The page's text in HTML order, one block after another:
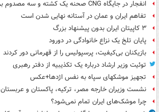
انفجار در جایگاه CNG صحنه یک کشته و سه مصدوم برجا گذاشت
تفاهم ایران و عمان در آستانه نهایی شدن است
۳ کاپیتان ایران بدون پیشنهاد بزرگ
پایان تلخ یک نزاع خانوادگی در دورود
بازیکنان بی‌کیفیت، پرسپولیس را از قهرمانی دور کردند
توئیت وزیر ارشاد درباره یک تکذیبیه از دفتر رهبری
تجهیز موشکهای سپاه به نفس اژدها+عکس
نشست وزیران خارجه مصر، ترکیه، پاکستان و عربستان
چرا موشک‌های ایران تمام نمی‌شود؟